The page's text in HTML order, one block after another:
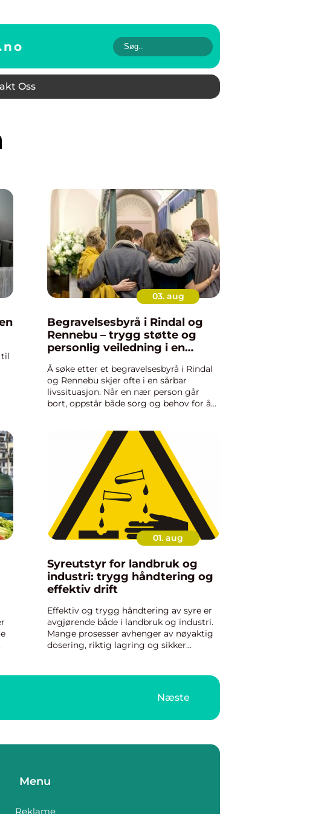
no
Oss
til
03. aug
Begravelsesbyrå i Rindal og
Rennebu – trygg støtte og
personlig veiledning i en
Å søke etter et begravelsesbyrå i Rindal
og Rennebu skjer ofte i en sårbar
livssituasjon. Når en nær person går
bort, oppstår både sorg og behov for å
01. aug
Syreutstyr for landbruk og
industri: trygg håndtering og
effektiv drift
Effektiv og trygg håndtering av syre er
avgjørende både i landbruk og industri.
Mange prosesser avhenger av nøyaktig
dosering, riktig lagring og sikker
Næste
Menu
Reklame